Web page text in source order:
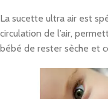
La sucette ultra air est
circulation de l’air,
bébé de rester sèche et